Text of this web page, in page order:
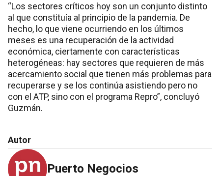
“Los sectores críticos hoy son un conjunto distinto
al que constituía al principio de la pandemia. De
hecho, lo que viene ocurriendo en los últimos
meses es una recuperación de la actividad
económica, ciertamente con características
heterogéneas: hay sectores que requieren de más
acercamiento social que tienen más problemas para
recuperarse y se los continúa asistiendo pero no
con el ATP, sino con el programa Repro”, concluyó
Guzmán.
Autor
Puerto Negocios